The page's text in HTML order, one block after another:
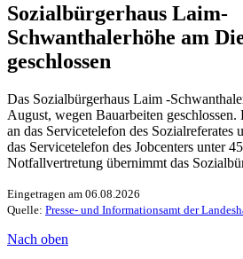
Sozialbürgerhaus Laim-
Schwanthalerhöhe am
geschlossen
Das Sozialbürgerhaus Laim -
August, wegen Bauarbeiten
an das Servicetelefon des Sozialreferates
das Servicetelefon des Jobcenters unter
Notfallvertretung übernimmt das
Eingetragen am 06.08.2026
Quelle: Presse- und Informationsamt der
Nach oben